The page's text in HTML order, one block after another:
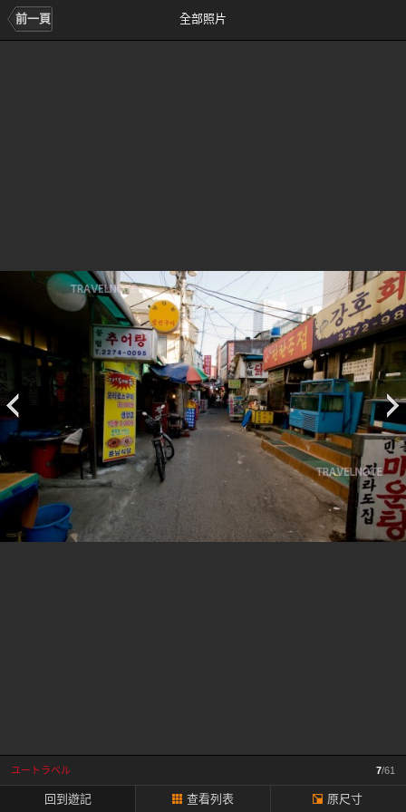
全部照片
前一頁
前
一
頁
次
ユートラベル 7/61
回到遊記 查看列表 原尺寸